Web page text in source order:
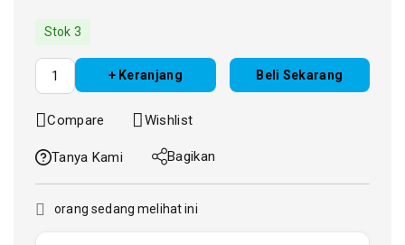
Stok 3
+ Keranjang Beli Sekarang
Compare Wishlist
Tanya Kami Bagikan
orang sedang melihat ini